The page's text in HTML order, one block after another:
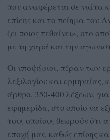
που αναφέρεται σε νιάτα
επίσης και το ποίημα του
ζει ποιος πεθαίνει», στο
με τη χαρά και την
Οι υποψήφιοι, πέραν των
λεξιλογίου και
άρθρο, 350-400 λέξεων,
εφημερίδα, στο οποίο να
τους οποίους θεωρούν ότι
εποχή μας, καθώς επίσης